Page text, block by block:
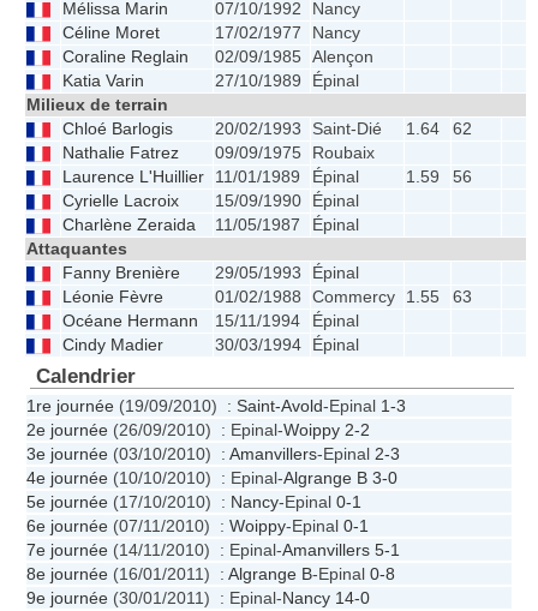
Mélissa Marin
07/10/1992
Nancy
Céline Moret
17/02/1977
Nancy
Coraline Reglain
02/09/1985 Alençon
Katia Varin
27/10/1989
Épinal
Milieux de terrain
Chloé Barlogis
20/02/1993 Saint-Dié 1.64
62
Nathalie Fatrez
09/09/1975
Roubaix
Laurence L'Huillier
11/01/1989 Épinal 1.59
56
Cyrielle Lacroix
15/09/1990
Épinal
Charlène Zeraida
11/05/1987
Épinal
Attaquantes
Fanny Brenière
29/05/1993
Épinal
Léonie Fèvre
01/02/1988 Commercy 1.55
63
Océane Hermann
15/11/1994
Épinal
Cindy Madier
30/03/1994 Épinal
Calendrier
1re journée (19/09/2010) : Saint-Avold-Epinal 1-3
2e journée (26/09/2010) : Epinal-Woippy 2-2
3e journée (03/10/2010) : Amanvillers-Epinal 2-3
4e journée (10/10/2010) : Epinal-Algrange B 3-0
5e journée (17/10/2010) : Nancy-Epinal 0-1
6e journée (07/11/2010) : Woippy-Epinal 0-1
7e journée (14/11/2010) : Epinal-Amanvillers 5-1
8e journée (16/01/2011) : Algrange B-Epinal 0-8
9e journée (30/01/2011) : Epinal-Nancy 14-0